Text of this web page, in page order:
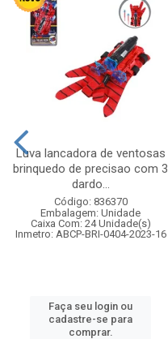
Luva lancadora de ventosas
brinquedo de precisao com 3
dardo...
Código: 836370
Embalagem: Unidade
Caixa Com: 24 Unidade(s)
Inmetro: ABCP-BRI-0404-2023-16
Faça seu login ou
cadastre-se para
comprar.